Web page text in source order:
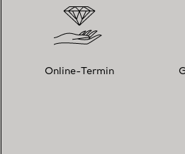
Online-Termin